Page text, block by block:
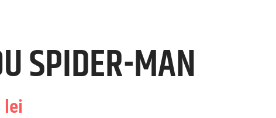
SPIDER-MAN
lei